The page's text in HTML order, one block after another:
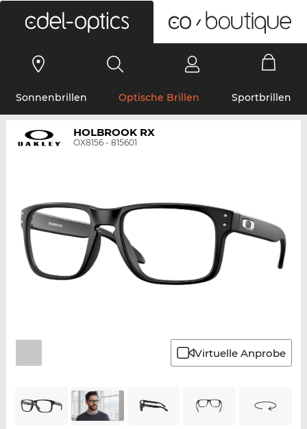
Sonnenbrillen Optische Brillen Sportbrillen
HOLBROOK RX
OX8156 - 815601
Virtuelle Anprobe